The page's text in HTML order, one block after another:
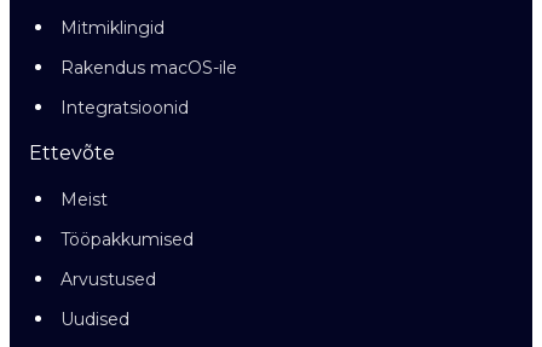
Mitmiklingid
Rakendus macOS-ile
Integratsioonid
Ettevõte
Meist
Tööpakkumised
Arvustused
Uudised